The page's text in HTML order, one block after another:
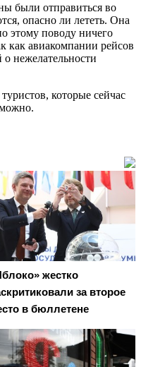
были отправиться во
опасно ли лететь. Она
этому поводу ничего
как авиакомпании рейсов
нежелательности
которые сейчас
жестко
за второе
в бюллетене